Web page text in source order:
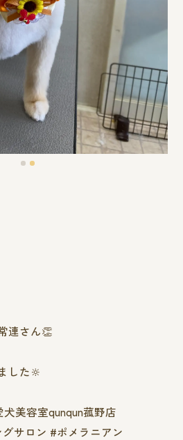
連さん👏
した🔆
美容室qunqun菰野店
サロン #ポメラニアン